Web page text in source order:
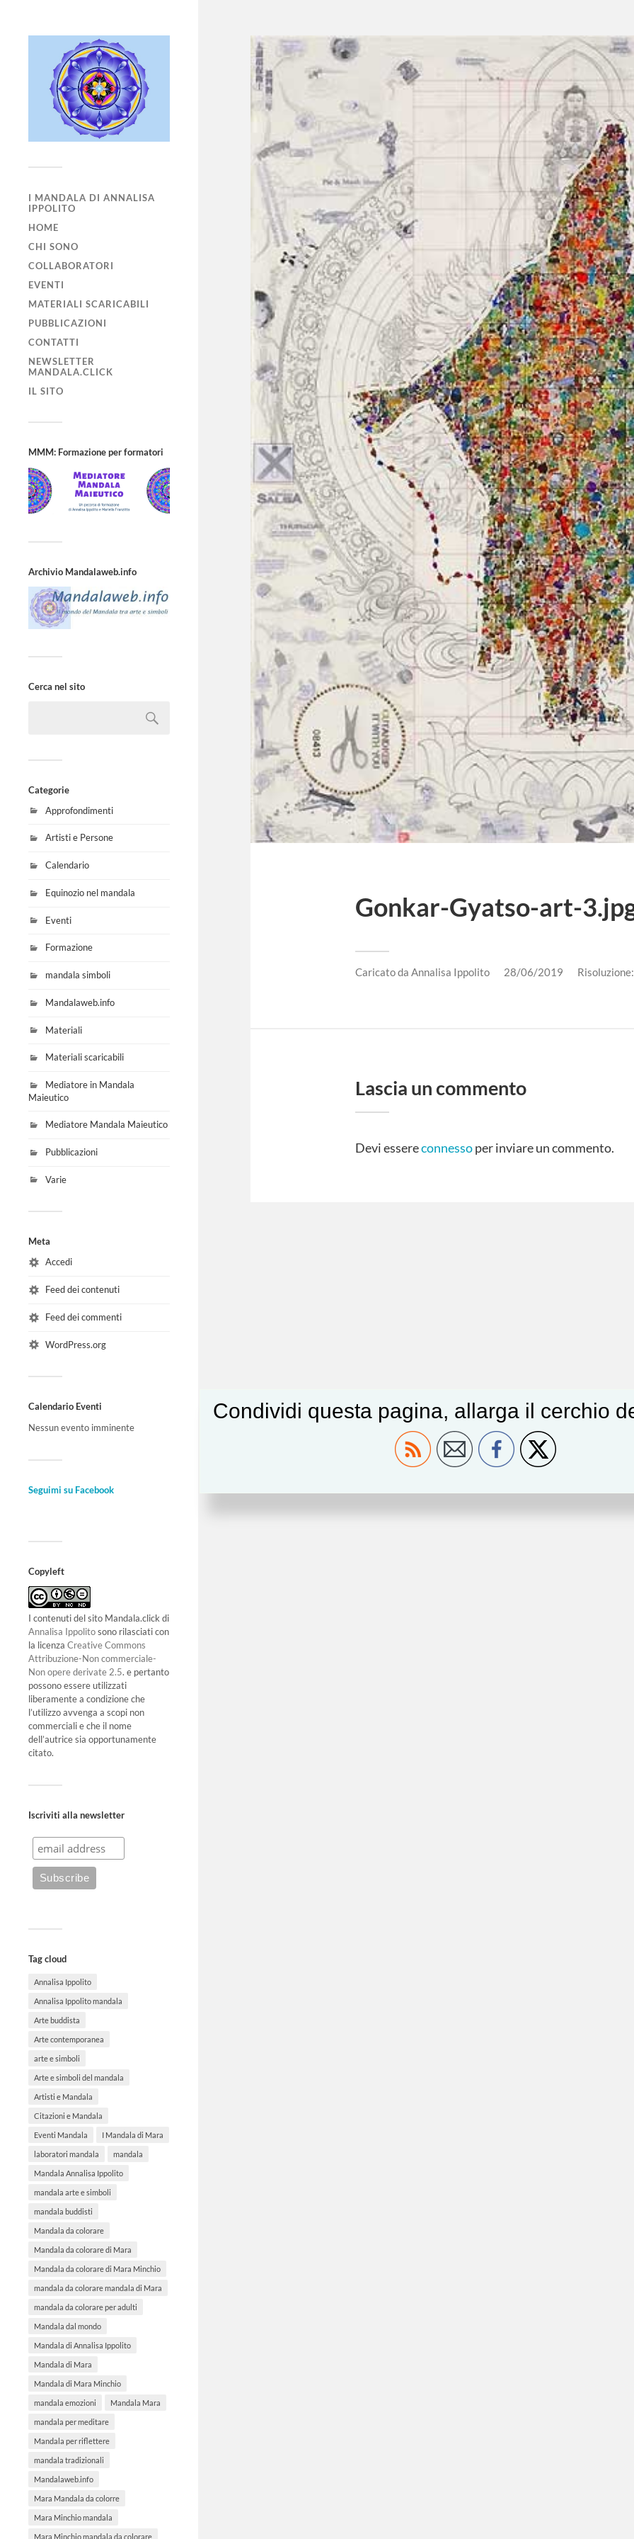
I MANDALA DI ANNALISA
IPPOLITO
HOME
CHI SONO
COLLABORATORI
EVENTI
MATERIALI SCARICABILI
PUBBLICAZIONI
CONTATTI
NEWSLETTER
MANDALA.CLICK
IL SITO
MMM: Formazione per formatori
Archivio Mandalaweb.info
Cerca nel sito
Categorie
Approfondimenti
Artisti e Persone
Calendario
Equinozio nel mandala
Eventi
Formazione
mandala simboli
Mandalaweb.info
Materiali
Materiali scaricabili
Mediatore in Mandala
Maieutico
Mediatore Mandala Maieutico
Pubblicazioni
Varie
Meta
Accedi
Feed dei contenuti
Feed dei commenti
WordPress.org
Calendario Eventi
Nessun evento imminente
Seguimi su Facebook
Copyleft
I contenuti del sito Mandala.click di
Annalisa Ippolitosono rilasciati con
la licenza Creative Commons
Attribuzione-Non commerciale-
Non opere derivate 2.5. e pertanto
possono essere utilizzati
liberamente a condizione che
l’utilizzo avvenga a scopi non
commerciali e che il nome
dell’autrice sia opportunamente
citato.
Iscriviti alla newsletter
Tag cloud
Annalisa Ippolito
Annalisa Ippolito mandala
Arte buddista
Arte contemporanea
arte e simboli
Arte e simboli del mandala
Artisti e Mandala
Citazioni e Mandala
Eventi Mandala I Mandala di Mara
laboratori mandala mandala
Mandala Annalisa Ippolito
mandala arte e simboli
mandala buddisti
Mandala da colorare
Mandala da colorare di Mara
Mandala da colorare di Mara Minchio
mandala da colorare mandala di Mara
mandala da colorare per adulti
Mandala dal mondo
Mandala di Annalisa Ippolito
Mandala di Mara
Mandala di Mara Minchio
mandala emozioni Mandala Mara
mandala per meditare
Mandala per riflettere
mandala tradizionali
Mandalaweb.info
Mara Mandala da colorre
Mara Minchio mandala
Mara Minchio mandala da colorare
Gonkar-Gyatso-art-
Caricato da Annalisa Ippolito 28/06/2019
Lascia un commento
Devi essereconnessoper inviare un commento.
Condividi questa pagina, allarga il cerchio